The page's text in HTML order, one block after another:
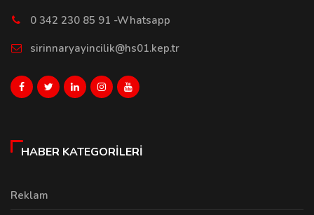
0 342 230 85 91 -Whatsapp
sirinnaryayincilik@hs01.kep.tr
HABER KATEGORILERI
Reklam